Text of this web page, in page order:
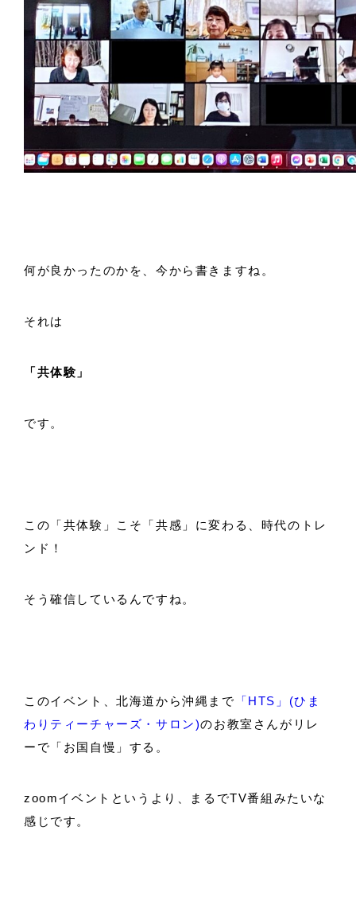
何が良かったのかを、今から書きますね。
それは
「共体験」
です。
この「共体験」こそ「共感」に変わる、時代のトレ
ンド！
そう確信しているんですね。
このイベント、北海道から沖縄まで
「HTS」(ひま
わりティーチャーズ・サロン)のお教室さんがリレ
ーで「お国自慢」する。
zoomイベントというより、まるでTV番組みたいな
感じです。